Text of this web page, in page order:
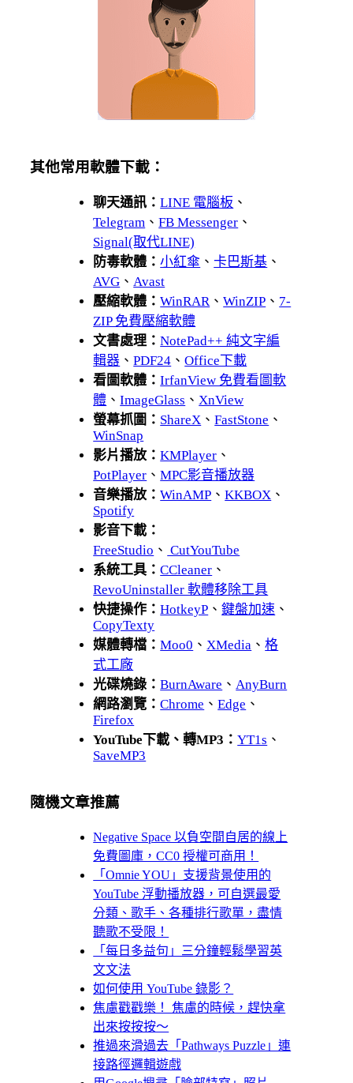
其他常用軟體下載：
聊天通訊：LINE 電腦板 、
Telegram 、FB Messenger 、
Signal(取代LINE)
防毒軟體：小紅傘 、卡巴斯基 、
AVG 、 Avast
壓縮軟體：WinRAR 、WinZIP 、 7-
ZIP 免費壓縮軟體
文書處理：NotePad++ 純文字編
輯器 、PDF24 、Office下載
看圖軟體：IrfanView 免費看圖軟
體 、ImageGlass 、 XnView
螢幕抓圖： ShareX 、FastStone 、
WinSnap
影片播放：KMPlayer 、
PotPlayer 、MPC影音播放器
音樂播放：WinAMP 、KKBOX 、
Spotify
影音下載：
FreeStudio 、 CutYouTube
系統工具：CCleaner 、
RevoUninstaller 軟體移除工具
快捷操作：HotkeyP 、鍵盤加速 、
CopyTexty
媒體轉檔：Moo0 、 XMedia 、格
式工廠
光碟燒錄：BurnAware 、 AnyBurn
網路瀏覽：Chrome 、Edge 、
Firefox
YouTube下載、轉MP3：YT1s 、
SaveMP3
隨機文章推薦
Negative Space 以負空間自居的線上
免費圖庫，CC0 授權可商用！
「Omnie YOU」支援背景使用的
YouTube 浮動播放器，可自選最愛
分類、歌手、各種排行歌單，盡情
聽歌不受限！
「每日多益句」三分鐘輕鬆學習英
文文法
如何使用 YouTube 錄影？
焦慮戳戳樂！ 焦慮的時候，趕快拿
出來按按按～
推過來滑過去「Pathways Puzzle」連
接路徑邏輯遊戲